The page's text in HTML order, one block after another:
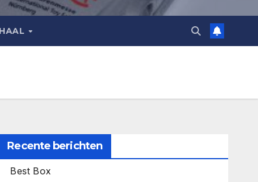
Recente berichten
Best Box